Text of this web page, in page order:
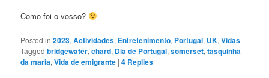
Como foi o vosso?
Posted in 2023,Actividades, Entretenimento, Portugal, UK,Vidas |
Tagged bridgewater,chard, Dia de Portugal,somerset,tasquinha
da maria,Vida de emigrante |4 Replies